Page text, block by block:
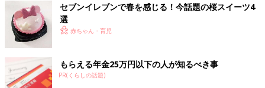
セブンイレブンで春を感じる！今話題の桜スイーツ4
選
赤ちゃん・育児
もらえる年金25万円以下の人が知るべき事
PR(くらしの話題)